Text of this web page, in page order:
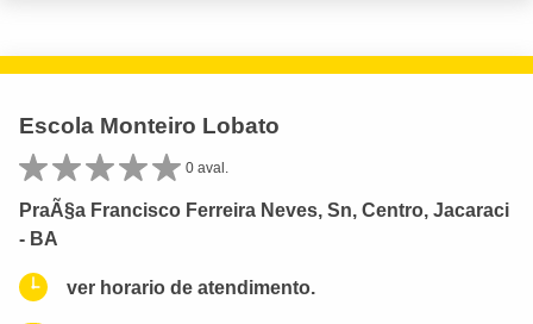
Escola Monteiro Lobato
0 aval.
PraÃ§a Francisco Ferreira Neves, Sn, Centro, Jacaraci
- BA
ver horario de atendimento.